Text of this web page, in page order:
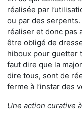
réalisée par
ou par des
réaliser et donc pas
être obligé de
hiboux pour guetter
faut dire que la
dire tous, sont de
ferme à l’instar des
Une action curative